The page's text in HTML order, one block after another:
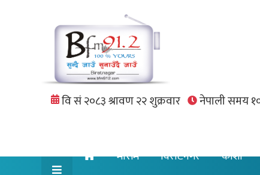
मौसम विराटनगर
कोशी